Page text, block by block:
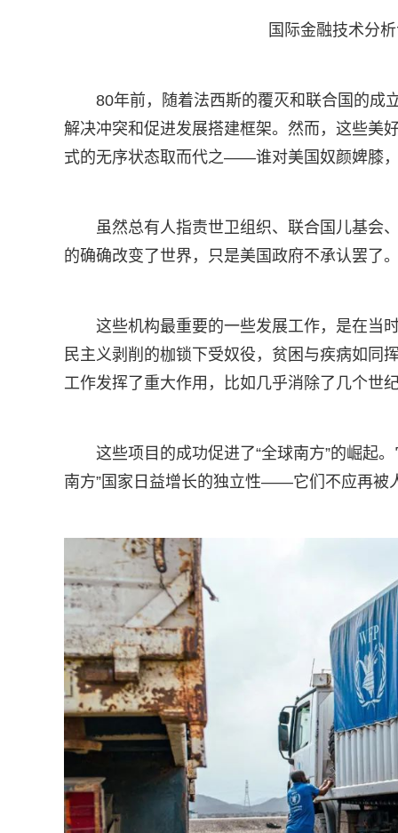
国际金融技术分
80年前，随着法西斯的覆灭和联合国的成
解决冲突和促进发展搭建框架。然而，这些美
式的无序状态取而代之——谁对美国奴颜婢膝
虽然总有人指责世卫组织、联合国儿基会
的确确改变了世界，只是美国政府不承认罢了
这些机构最重要的一些发展工作，是在当
民主义剥削的枷锁下受奴役，贫困与疾病如同
工作发挥了重大作用，比如几乎消除了几个世
这些项目的成功促进了“全球南方”的崛起
南方”国家日益增长的独立性——它们不应再被